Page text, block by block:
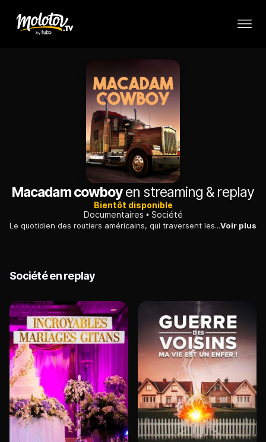
Macadam cowboyen streaming & replay
Bientôt disponible
Documentaires
Société
Le quotidien des routiers américains, qui traversent les Etats-Unis de long en large pour livrer fruits, légumes et produits manufacturés.Voir plus
Société en replay